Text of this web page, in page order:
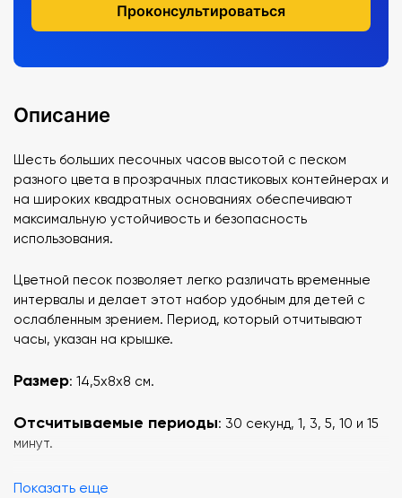
Проконсультироваться
Описание
Шесть больших песочных часов высотой с песком
разного цвета в прозрачных пластиковых контейнерах и
на широких квадратных основаниях обеспечивают
максимальную устойчивость и безопасность
использования.
Цветной песок позволяет легко различать временные
интервалы и делает этот набор удобным для детей с
ослабленным зрением. Период, который отчитывают
часы, указан на крышке.
Размер: 14,5х8х8 см.
Отсчитываемые периоды: 30 секунд, 1, 3, 5, 10 и 15
минут.
Показать еще